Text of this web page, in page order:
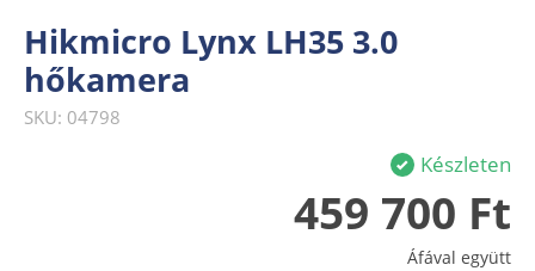
Hikmicro Lynx LH35 3.0
hőkamera
SKU: 04798
Készleten
459 700 Ft
Áfával együtt